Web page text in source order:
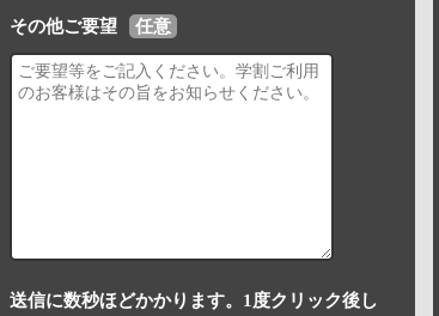
その他ご要望 任意
送信に数秒ほどかかります。1度クリック後し